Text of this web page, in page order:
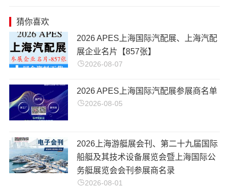
猜你喜欢
2026 APES上海国际汽配展、上海汽配
展企业名片【857张】
2026-08-07
2026 APES上海国际汽配展参展商名单
2026-08-05
2026上海游艇展会刊、第二十九届国际
船艇及其技术设备展览会暨上海国际公
务艇展览会会刊参展商名录
2026-08-01